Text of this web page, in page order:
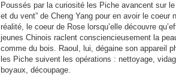
Poussés par la curiosité les Piche avancent sur
et du vent” de Cheng Yang pour en avoir le coeur
réalité, le coeur de Rose lorsqu’elle découvre
jeunes Chinois raclent consciencieusement la
comme du bois. Raoul, lui, dégaine son appareil
les Piche suivent les opérations : nettoyage,
boyaux, découpage.